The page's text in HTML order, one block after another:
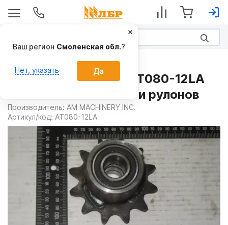
Звёздочка в сборе AT080-12LA
на Обмотчики тюков и рулонов
Производитель: AM MACHINERY INC.
Артикул/код: AT080-12LA
Ваш регион Смоленская обл.?
Нет, указать Да